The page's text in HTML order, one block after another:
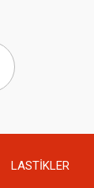
LASTİKLER